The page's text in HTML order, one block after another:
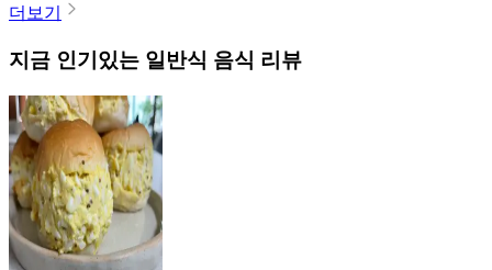
더보기
지금 인기있는 일반식 음식 리뷰